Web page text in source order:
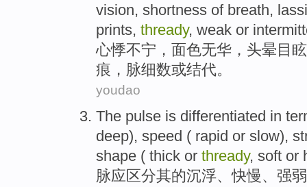
vision, shortness of breath,
prints, thready, weak or
心悸不宁， 面色无华， 头晕目眩
痕， 脉细数或结代。
youdao
The pulse is differentiated in
deep), speed ( rapid or slow),
shape ( thick or thready, soft or
脉应区分其的沉浮、快慢、 强弱